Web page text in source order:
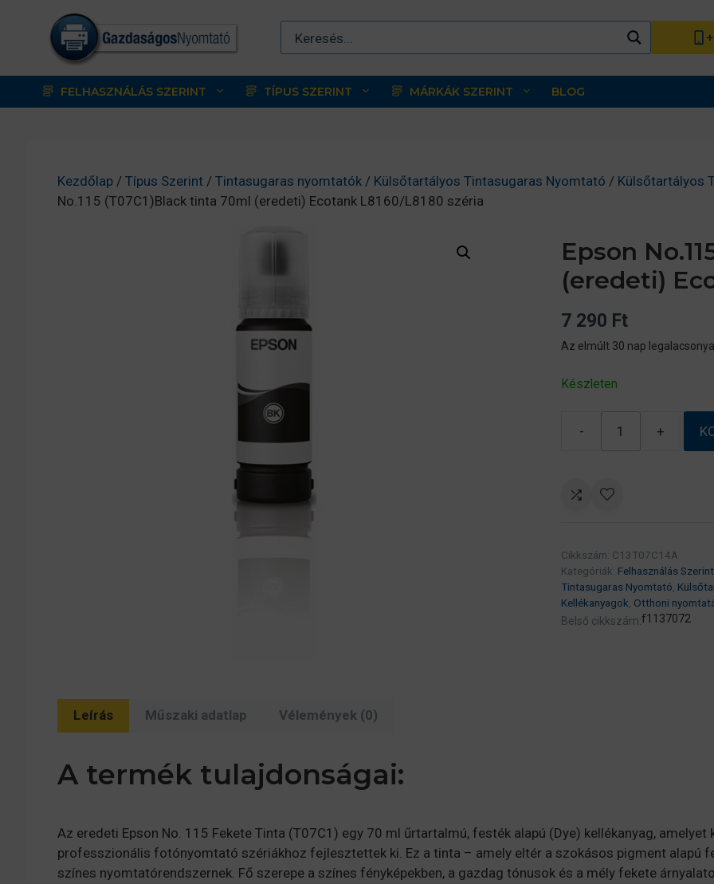
tartalomba
FELHASZNÁLÁS SZERINT TÍPUS SZERINT MÁRKÁK SZERINT BLOG
Kezdőlap / Típus Szerint / Tintasugaras nyomtatók / Külsőtartályos Tintasugaras Nyomtató / Külsőtartályos
No.115 (T07C1)Black tinta 70ml (eredeti) Ecotank L8160/L8180 széria
Epson
(eredeti)
7 290 Ft
Az elmúlt 30 nap
Készleten
-
tinta
Ecotank
L8160/L8180
széria
mennyiség
+
Cikkszám: C13T07C14A
Kategóriák: Felhasználás Szerint
Tintasugaras Nyomtató,
Kellékanyagok, Otthoni
Belső cikkszám:f1137072
Leírás Műszaki adatlap Vélemények (0)
A termék tulajdonságai:
Az eredeti Epson No. 115 Fekete Tinta (T07C1) egy 70 ml űrtartalmú, festék alapú (Dye) kellékanyag,
professzionális fotónyomtató szériákhoz fejlesztettek ki. Ez a tinta – amely eltér a szokásos pigment alapú
színes nyomtatórendszernek. Fő szerepe a színes fényképekben, a gazdag tónusok és a mély fekete